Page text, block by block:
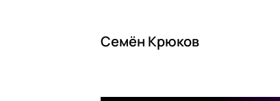
Семён Крюков